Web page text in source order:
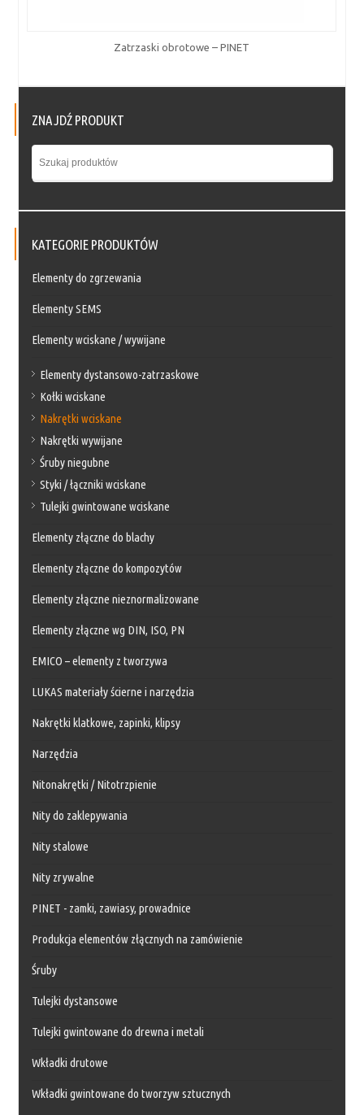
Zatrzaski obrotowe – PINET
ZNAJDŹ PRODUKT
KATEGORIE PRODUKTÓW
Elementy do zgrzewania
Elementy SEMS
Elementy wciskane / wywijane
Elementy dystansowo-zatrzaskowe
Kołki wciskane
Nakrętki wciskane
Nakrętki wywijane
Śruby niegubne
Styki / łączniki wciskane
Tulejki gwintowane wciskane
Elementy złączne do blachy
Elementy złączne do kompozytów
Elementy złączne nieznormalizowane
Elementy złączne wg DIN, ISO, PN
EMICO – elementy z tworzywa
LUKAS materiały ścierne i narzędzia
Nakrętki klatkowe, zapinki, klipsy
Narzędzia
Nitonakrętki / Nitotrzpienie
Nity do zaklepywania
Nity stalowe
Nity zrywalne
PINET - zamki, zawiasy, prowadnice
Produkcja elementów złącznych na zamówienie
Śruby
Tulejki dystansowe
Tulejki gwintowane do drewna i metali
Wkładki drutowe
Wkładki gwintowane do tworzyw sztucznych